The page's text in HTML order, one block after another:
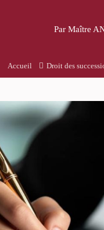
Par Maître
Accueil Droit des